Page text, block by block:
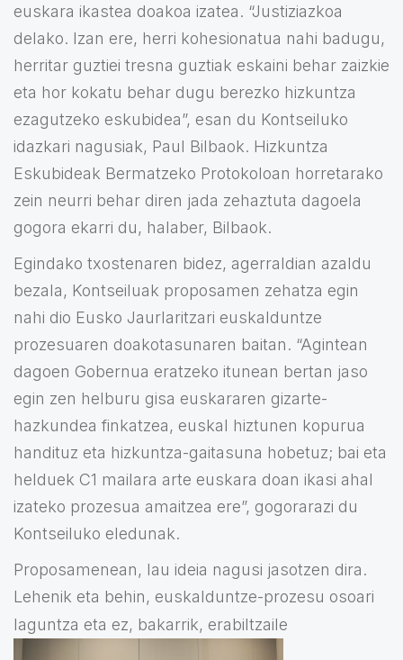
euskara ikastea doakoa izatea. “Justiziazkoa
delako. Izan ere, herri kohesionatua nahi badugu,
herritar guztiei tresna guztiak eskaini behar zaizkie
eta hor kokatu behar dugu berezko hizkuntza
ezagutzeko eskubidea”, esan du Kontseiluko
idazkari nagusiak, Paul Bilbaok. Hizkuntza
Eskubideak Bermatzeko Protokoloan horretarako
zein neurri behar diren jada zehaztuta dagoela
gogora ekarri du, halaber, Bilbaok.
Egindako txostenaren bidez, agerraldian azaldu
bezala, Kontseiluak proposamen zehatza egin
nahi dio Eusko Jaurlaritzari euskalduntze
prozesuaren doakotasunaren baitan. “Agintean
dagoen Gobernua eratzeko itunean bertan jaso
egin zen helburu gisa euskararen gizarte-
hazkundea finkatzea, euskal hiztunen kopurua
handituz eta hizkuntza-gaitasuna hobetuz; bai eta
helduek C1 mailara arte euskara doan ikasi ahal
izateko prozesua amaitzea ere”, gogorarazi du
Kontseiluko eledunak.
Proposamenean, lau ideia nagusi jasotzen dira.
Lehenik eta behin, euskalduntze-prozesu osoari
laguntza eta ez, bakarrik, erabiltzaile